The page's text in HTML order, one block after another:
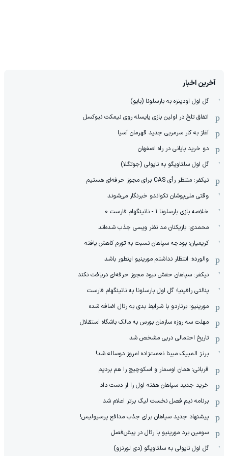
آخرین اخبار
گل اول اودینزه به بارسلونا (بایو)
اتفاق تلخ در اولین بازی یایسله روی نیمکت نیوکسل
آغاز به کار سرمربی جدید قهرمان آسیا
دو خرید پایانی در راه اصفهان
گل اول سلتاویگو به ناپولی (جوتگلا)
نیکفر: منتظر رأی CAS برای مجوز حرفه‌ای هستیم
وقتی ملی‌پوشان تکواندو خبرنگار می‌شوند
خلاصه بازی بارسلونا 1 - ناتینگهام فارست 0
محمدی: بازیکنان مد نظر ویسی جذب شده‌اند
کریمیان: بودجه سپاهان نسبت به تورم کاهش یافته
والورده: انتظار نداشتم مورینیو اینطور باشد
نیکفر: سپاهان حقش نبود مجوز حرفه‌ای دریافت نکند
پنالتی رافینیا؛ گل اول بارسلونا به ناتینگهام فارست
مورینیو: برناردو با شرایط بدی به رئال اضافه شده
مهلت سه روزه سازمان بورس به مالک باشگاه استقلال
تاریخ احتمالی دربی مشخص شد
برنز المپیک مبینا نعمت‌زاده امروز دوساله شد!
قربانی: همان اوسمار و اسکوچیچ را هم بردیم
خرید جدید سپاهان هفته اول را از دست داد
برنامه نیم فصل نخست لیگ برتر اعلام شد
پیشنهاد جدید سپاهان برای جذب مدافع پرسپولیس!
سومین برد مورینیو با رئال در پیش‌فصل
گل اول ناپولی به سلتاویگو (دی لورنزو)